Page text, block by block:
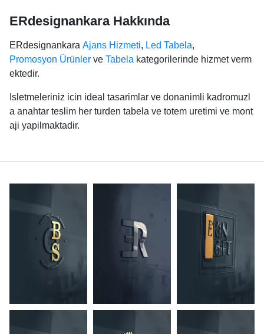
ERdesignankara Hakkında
ERdesignankara Ajans Hizmeti, Led Tabela,
Promosyon Ürünler ve Tabela kategorilerinde hizmet verm
ektedir.
Isletmeleriniz icin ideal tasarimlar ve donanimli kadromuzl
a anahtar teslim her turden tabela ve totem uretimi ve mont
aji yapilmaktadir.